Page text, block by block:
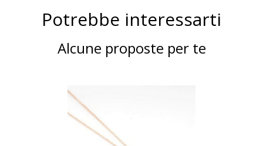
Potrebbe interessarti
Alcune proposte per te